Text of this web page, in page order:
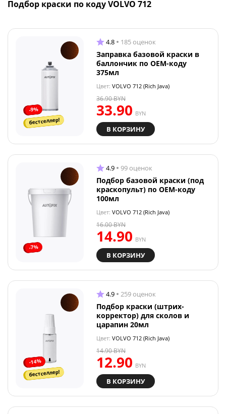
Подбор краски по коду VOLVO 712
-9%
бестселлер!
4.8 185 оценок
Заправка базовой краски в
баллончик по OEM-коду
375мл
Цвет: VOLVO 712 (Rich Java)
33.90 BYN
36.90BYN
В КОРЗИНУ
-7%
4.9 99 оценок
Подбор базовой краски (под
краскопульт) по OEM-коду
100мл
Цвет: VOLVO 712 (Rich Java)
14.90 BYN
16.00BYN
В КОРЗИНУ
-14%
бестселлер!
4.9 259 оценок
Подбор краски (штрих-
корректор) для сколов и
царапин 20мл
Цвет: VOLVO 712 (Rich Java)
12.90 BYN
14.90BYN
В КОРЗИНУ